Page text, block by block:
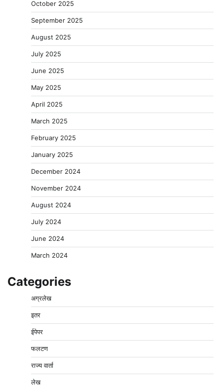
October 2025
September 2025
August 2025
July 2025
June 2025
May 2025
April 2025
March 2025
February 2025
January 2025
December 2024
November 2024
August 2024
July 2024
June 2024
March 2024
Categories
अग्रलेख
इतर
ईपेपर
फलटण
राज्य वार्ता
लेख